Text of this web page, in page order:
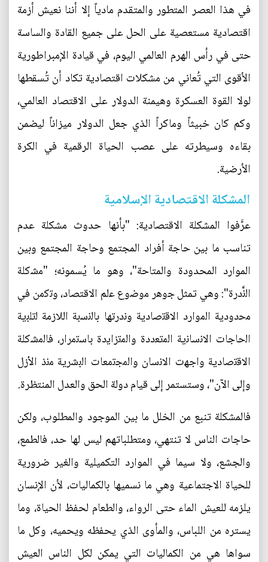
في هذا العصر المتطور والمتقدم مادياً إلا أننا نعيش أزمة
اقتصادية مستعصية على الحل على جميع القادة والساسة
حتى في رأس الهرم العالمي اليوم، في قيادة الإمبراطورية
الأقوى التي تُعاني من مشكلات اقتصادية تكاد أن تُسقطها
لولا القوة العسكرة وهيمنة الدولار على الاقتصاد العالمي،
وكم كان خبيثاً وماكراً الذي جعل الدولار ميزاناً ليضمن
بقاءه وسيطرته على عصب الحياة الرقمية في الكرة
الأرضية.
المشكلة الاقتصادية الإسلامية
عرَّفوا المشكلة الاقتصادية: "بأنها حدوث مشكلة عدم
تناسب ما بين حاجة أفراد المجتمع وحاجة المجتمع وبين
الموارد المحدودة والمتاحة"، وهو ما يُسمونه؛ "ﻣﺷﻛﻠﺔ
اﻟﻧَّدرة": وهي تمثل ﺟوﻫر ﻣوﺿوع ﻋلم الاقتصاد، وﺗﻛﻣن ﻓﻲ
ﻣﺣدودﯾﺔ اﻟﻣوارد اﻻﻗﺗﺻﺎدﯾﺔ وﻧدرﺗﻬﺎ باﻟﻧﺳﺑﺔ اﻟﻼزﻣﺔ ﻟﺗﻠﺑﯾﺔ
اﻟﺣﺎجات اﻻﻧﺳﺎﻧﯾﺔ اﻟﻣﺗﻌددة واﻟﻣﺗزاﯾدة ﺑﺎﺳﺗﻣرار، ﻓﺎﻟﻣﺷﻛﻠﺔ
اﻻﻗﺗﺻﺎدﯾﺔ واﺟﻬت اﻻﻧﺳﺎن واﻟﻣﺟﺗﻣﻌﺎت اﻟﺑﺷرﯾﺔ ﻣﻧذ اﻷزل
وإلى الآن"، وستستمر إلى قيام دولة الحق والعدل المنتظرة.
فالمشكلة تنبع من الخلل ما بين الموجود والمطلوب، ولكن
حاجات الناس لا تنتهي، ومتطلباتهم ليس لها حد، فالطمع،
والجشع، ولا سيما في الموارد التكميلية والغير ضرورية
للحياة الاجتماعية وهي ما نسميها بالكماليات، لأن الإنسان
يلزمه للعيش الماء حتى الرواء، والطعام لحفظ الحياة، وما
يستره من اللباس، والمأوى الذي يحفظه ويحميه، وكل ما
سواها هي من الكماليات التي يمكن لكل الناس العيش